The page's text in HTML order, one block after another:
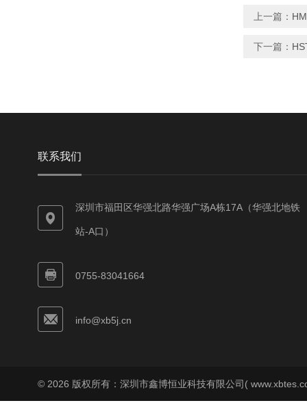
上一篇：
下一篇：
联系我们
深圳市福田区华强北路华强广场A栋17A（华强北地铁
站-A口）
0755-83041664
info@xb5j.cn
© 2026 版权所有：深圳市鑫博恒业科技有限公司(